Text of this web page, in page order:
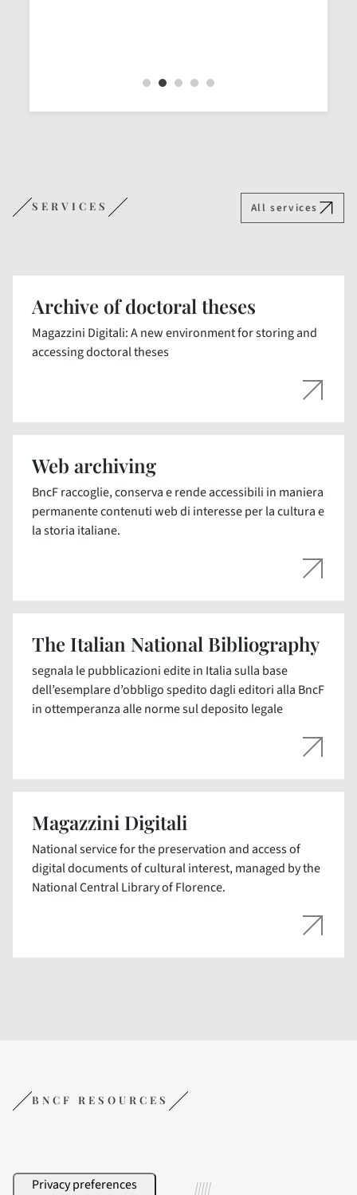
SERVICES All services
Archive of doctoral theses
Magazzini Digitali: A new environment for storing and
accessing doctoral theses
Web archiving
BncF raccoglie, conserva e rende accessibili in maniera
permanente contenuti web di interesse per la cultura e
la storia italiane.
The Italian National Bibliography
segnala le pubblicazioni edite in Italia sulla base
dell’esemplare d’obbligo spedito dagli editori alla BncF
in ottemperanza alle norme sul deposito legale
Magazzini Digitali
National service for the preservation and access of
digital documents of cultural interest, managed by the
National Central Library of Florence.
BNCF RESOURCES